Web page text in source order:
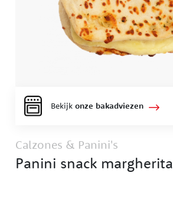
Bekijkonze bakadviezen
Calzones & Panini's
Panini snack margherita